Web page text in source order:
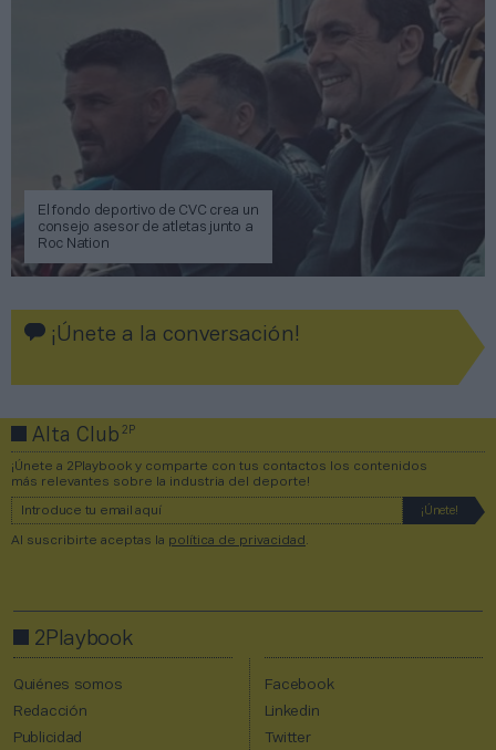
El fondo deportivo de CVC crea un
consejo asesor de atletas junto a
Roc Nation
¡Únete a la conversación!
Alta Club2P
¡Únete a 2Playbook y comparte con tus contactos los contenidos
más relevantes sobre la industria del deporte!
Al suscribirte aceptas la política de privacidad
2Playbook
Quiénes somos
Redacción
Publicidad
Facebook
Linkedin
Twitter